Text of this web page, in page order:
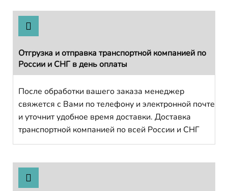
Отгрузка и отправка транспортной компанией по
России и СНГ в день оплаты
После обработки вашего заказа менеджер
свяжется с Вами по телефону и электронной почте
и уточнит удобное время доставки. Доставка
транспортной компанией по всей России и СНГ